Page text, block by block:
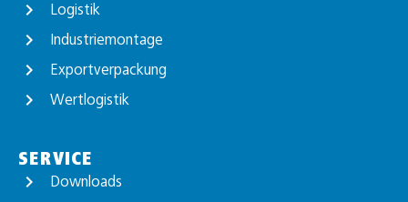
Logistik
Industriemontage
Exportverpackung
Wertlogistik
SERVICE
Downloads